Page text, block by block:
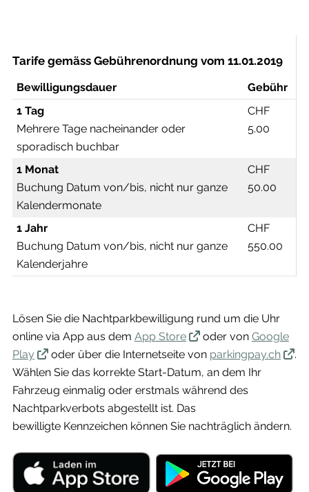
Tarife gemäss Gebührenordnung vom 11.01.2019
Bewilligungsdauer
Gebühr
1 Tag
Mehrere Tage nacheinander oder
sporadisch buchbar
CHF
5.00
1 Monat
Buchung Datum von/bis, nicht nur ganze
Kalendermonate
CHF
50.00
1 Jahr
Buchung Datum von/bis, nicht nur ganze
Kalenderjahre
CHF
550.00
Lösen Sie die Nachtparkbewilligung rund um die Uhr
online via App aus dem App Store oder von Google
Play
oder über die Internetseite von parkingpay.ch
.
Wählen Sie das korrekte Start-Datum, an dem Ihr
Fahrzeug einmalig oder erstmals während des
Nachtparkverbots abgestellt ist. Das
bewilligte Kennzeichen können Sie nachträglich ändern.